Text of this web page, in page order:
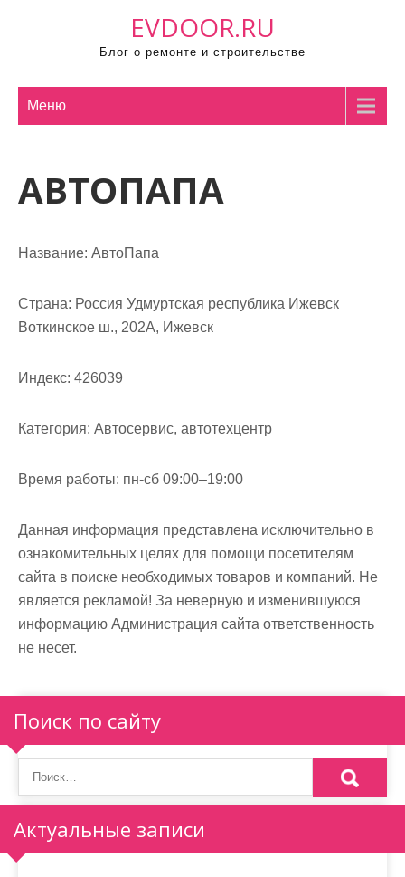
EVDOOR.RU
Блог о ремонте и строительстве
Меню
АВТОПАПА
Название: АвтоПапа
Страна: Россия Удмуртская республика Ижевск
Воткинское ш., 202А, Ижевск
Индекс: 426039
Категория: Автосервис, автотехцентр
Время работы: пн-сб 09:00–19:00
Данная информация представлена исключительно в
ознакомительных целях для помощи посетителям
сайта в поиске необходимых товаров и компаний. Не
является рекламой! За неверную и изменившуюся
информацию Администрация сайта ответственность
не несет.
Поиск по сайту
Актуальные записи